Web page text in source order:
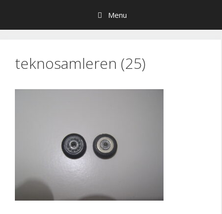
indhold
Menu
teknosamleren (25)